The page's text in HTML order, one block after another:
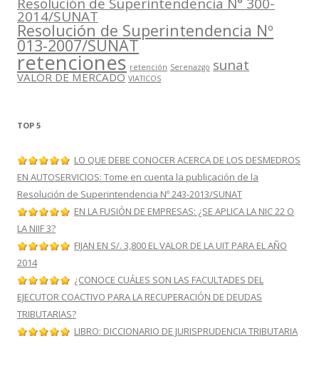
2014/SUNAT
Resolución de Superintendencia Nº
013-2007/SUNAT
retenciones retención Serenazgo sunat
VALOR DE MERCADO VIATICOS
TOP 5
LO QUE DEBE CONOCER ACERCA DE LOS DESMEDROS
EN AUTOSERVICIOS: Tome en cuenta la publicación de la
Resolución de Superintendencia Nº 243-2013/SUNAT
EN LA FUSIÓN DE EMPRESAS: ¿SE APLICA LA NIC 22 O
LA NIIF 3?
FIJAN EN S/. 3,800 EL VALOR DE LA UIT PARA EL AÑO
2014
¿CONOCE CUÁLES SON LAS FACULTADES DEL
EJECUTOR COACTIVO PARA LA RECUPERACIÓN DE DEUDAS
TRIBUTARIAS?
LIBRO: DICCIONARIO DE JURISPRUDENCIA TRIBUTARIA